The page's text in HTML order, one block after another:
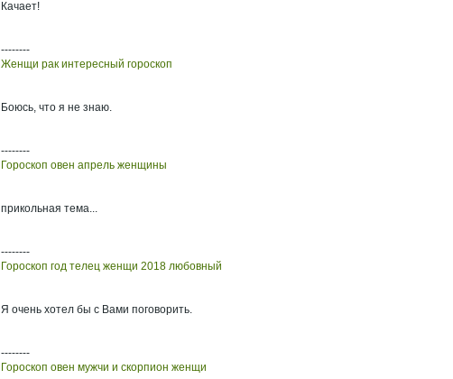
Качает!
--------
Женщи рак интересный гороскоп
Боюсь, что я не знаю.
--------
Гороскоп овен апрель женщины
прикольная тема...
--------
Гороскоп год телец женщи 2018 любовный
Я очень хотел бы с Вами поговорить.
--------
Гороскоп овен мужчи и скорпион женщи